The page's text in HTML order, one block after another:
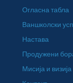
Огласна табла
Ваншколски
Настава
Продужени
Мисија и визија